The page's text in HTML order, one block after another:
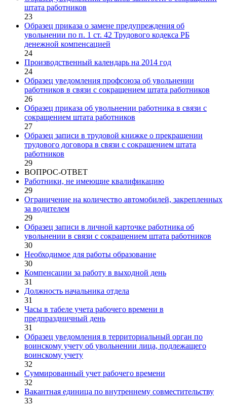
штата работников
23
Образец приказа о замене предупреждения об
увольнении по п. 1 ст. 42 Трудового кодекса РБ
денежной компенсацией
24
Производственный календарь на 2014 год
24
Образец уведомления профсоюза об увольнении
работников в связи с сокращением штата работников
26
Образец приказа об увольнении работника в связи с
сокращением штата работников
27
Образец записи в трудовой книжке о прекращении
трудового договора в связи с сокращением штата
работников
29
ВОПРОС-ОТВЕТ
Работники, не имеющие квалификацию
29
Ограничение на количество автомобилей, закрепленных
за водителем
29
Образец записи в личной карточке работника об
увольнении в связи с сокращением штата работников
30
Необходимое для работы образование
30
Компенсации за работу в выходной день
31
Должность начальника отдела
31
Часы в табеле учета рабочего времени в
предпраздничный день
31
Образец уведомления в территориальный орган по
воинскому учету об увольнении лица, подлежащего
воинскому учету
32
Суммированный учет рабочего времени
32
Вакантная единица по внутреннему совместительству
33